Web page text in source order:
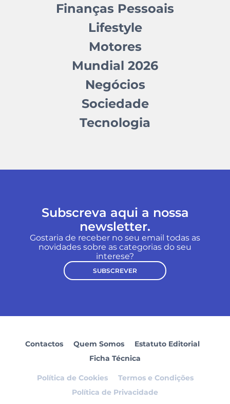
Finanças Pessoais
Lifestyle
Motores
Mundial 2026
Negócios
Sociedade
Tecnologia
Subscreva aqui a nossa
newsletter.
Gostaria de receber no seu email todas as
novidades sobre as categorias do seu
interese?
SUBSCREVER
Contactos Quem Somos
Estatuto Editorial
Ficha Técnica
Política de Cookies
Termos e Condições
Política de Privacidade